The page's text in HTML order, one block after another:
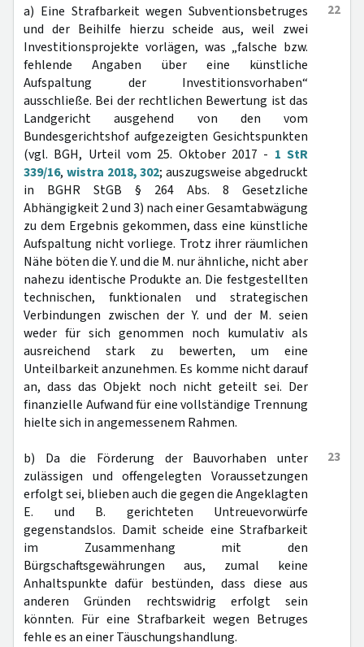
22
a) Eine Strafbarkeit wegen Subventionsbetruges
und der Beihilfe hierzu scheide aus, weil zwei
Investitionsprojekte vorlägen, was „falsche bzw.
fehlende Angaben über eine künstliche
Aufspaltung der Investitionsvorhaben“
ausschließe. Bei der rechtlichen Bewertung ist das
Landgericht ausgehend von den vom
Bundesgerichtshof aufgezeigten Gesichtspunkten
(vgl. BGH, Urteil vom 25. Oktober 2017 - 1 StR
339/16, wistra 2018, 302; auszugsweise abgedruckt
in BGHR StGB § 264 Abs. 8 Gesetzliche
Abhängigkeit 2 und 3) nach einer Gesamtabwägung
zu dem Ergebnis gekommen, dass eine künstliche
Aufspaltung nicht vorliege. Trotz ihrer räumlichen
Nähe böten die Y. und die M. nur ähnliche, nicht aber
nahezu identische Produkte an. Die festgestellten
technischen, funktionalen und strategischen
Verbindungen zwischen der Y. und der M. seien
weder für sich genommen noch kumulativ als
ausreichend stark zu bewerten, um eine
Unteilbarkeit anzunehmen. Es komme nicht darauf
an, dass das Objekt noch nicht geteilt sei. Der
finanzielle Aufwand für eine vollständige Trennung
hielte sich in angemessenem Rahmen.
23
b) Da die Förderung der Bauvorhaben unter
zulässigen und offengelegten Voraussetzungen
erfolgt sei, blieben auch die gegen die Angeklagten
E. und B. gerichteten Untreuevorwürfe
gegenstandslos. Damit scheide eine Strafbarkeit
im Zusammenhang mit den
Bürgschaftsgewährungen aus, zumal keine
Anhaltspunkte dafür bestünden, dass diese aus
anderen Gründen rechtswidrig erfolgt sein
könnten. Für eine Strafbarkeit wegen Betruges
fehle es an einer Täuschungshandlung.